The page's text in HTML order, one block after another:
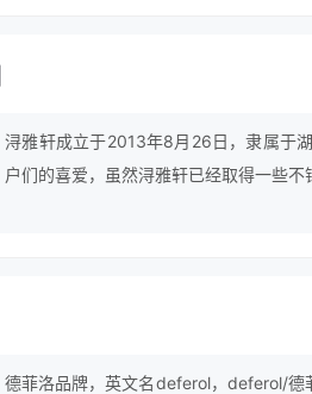
浔雅轩成立于2013年8月26日，隶属于
户们的喜爱，虽然浔雅轩已经取得一些
德菲洛品牌，英文名deferol，deferol/德